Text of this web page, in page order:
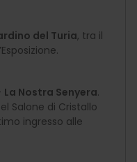
del Turia, tra il
La Nostra Senyera.
Salone di Cristallo
ingresso alle